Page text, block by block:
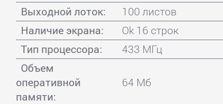
Выходной лоток:
100 листов
Наличие экрана:
Ok 16 строк
Тип процессора:
433 МГц
Объем
оперативной
памяти:
64 Мб